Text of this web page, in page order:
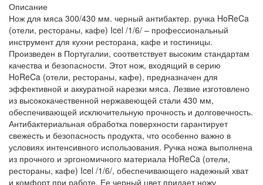
Описание
Нож для мяса 300/430 мм. черный антибактер. ручка HoReCa
(отели, рестораны, кафе) Icel /1/6/ – профессиональный
инструмент для кухни ресторана, кафе и гостиницы.
Произведен в Португалии, соответствует высоким стандартам
качества и безопасности. Этот нож, входящий в серию
HoReCa (отели, рестораны, кафе), предназначен для
эффективной и аккуратной нарезки мяса. Лезвие изготовлено
из высококачественной нержавеющей стали 430 мм,
обеспечивающей исключительную прочность и долговечность.
Антибактериальная обработка поверхности гарантирует
свежесть и безопасность продукта, что особенно важно в
условиях интенсивного использования. Ручка ножа выполнена
из прочного и эргономичного материала HoReCa (отели,
рестораны, кафе) Icel /1/6/, обеспечивающего надежный хват
и комфорт при работе. Ее черный цвет придает ножу